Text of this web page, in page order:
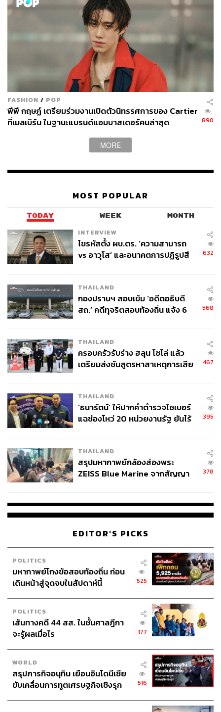
FASHION / POP
พีพี กฤษฏ์ เตรียมร่วมงานเปิดตัวนิทรรศการของ Cartier
ที่เมลเบิร์น ในฐานะแบรนด์แอมบาสเดอร์คนล่าสุด
890
MORE
MOST POPULAR
TODAY WEEK MONTH
INTERVIEW
ไขรหัสตั้ง ผบ.ตร. ‘ความสามารถ
vs อาวุโส’ และอนาคตการปฏิรูปสี
632
THAILAND
กองปราบฯ สอบเข้ม ‘อดีตอธิบดี
สถ.’ คดีทุจริตสอบท้องถิ่น แจ้ง 6
568
THAILAND
ครอบครัวรับร่าง ฮลุน โซโล่ แล้ว
เตรียมส่งชันสูตรหาสาเหตุการเสีย
467
THAILAND
‘ธนารัตน์’ ให้ปากคำตำรวจไซเบอร์
แฉช่องโหว่ 20 หน่วยงานรัฐ ยันไร้
395
THAILAND
สรุปมหากาพย์กล้องส่องพระ
ZEISS Blue Marine จากสัญญา
จ่ายหนี้-แอบระบุแบรนด์
378
EDITOR'S PICKS
POLITICS
มหากาพย์โกงข้อสอบท้องถิ่น ก่อน
เดินหน้าสู่จุดจบในสัปดาห์นี้
525
POLITICS
เส้นทางคดี 44 สส. ในชั้นศาลฎีกา
จะรู้ผลเมื่อไร
177
WORLD
สรุปภารกิจอนุทิน เยือนอินโดนีเซีย
ขับเคลื่อนการทูตเศรษฐกิจเชิงรุก
516